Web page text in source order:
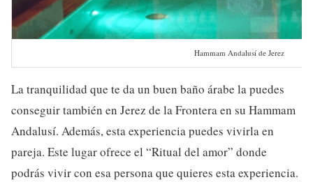
Hammam Andalusí de Jerez
La tranquilidad que te da un buen baño árabe la puedes
conseguir también en Jerez de la Frontera en su Hammam
Andalusí. Además, esta experiencia puedes vivirla en
pareja. Este lugar ofrece el “Ritual del amor” donde
podrás vivir con esa persona que quieres esta experiencia.